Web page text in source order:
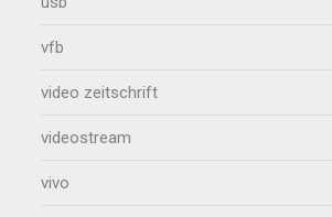
vfb
video zeitschrift
videostream
vivo